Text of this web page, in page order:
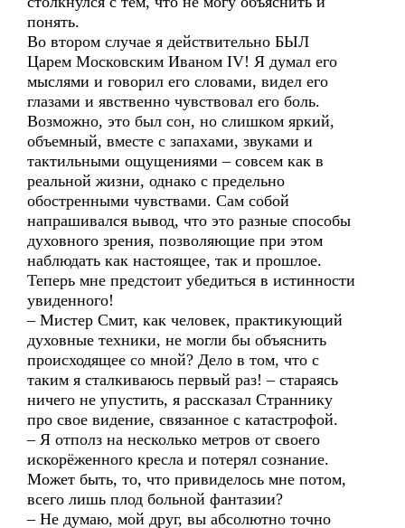
понять.
Во втором случае я действительно БЫЛ
Царем Московским Иваном IV! Я думал его
мыслями и говорил его словами, видел его
глазами и явственно чувствовал его боль.
Возможно, это был сон, но слишком яркий,
объемный, вместе с запахами, звуками и
тактильными ощущениями – совсем как в
реальной жизни, однако с предельно
обостренными чувствами. Сам собой
напрашивался вывод, что это разные способы
духовного зрения, позволяющие при этом
наблюдать как настоящее, так и прошлое.
Теперь мне предстоит убедиться в истинности
увиденного!
– Мистер Смит, как человек, практикующий
духовные техники, не могли бы объяснить
происходящее со мной? Дело в том, что с
таким я сталкиваюсь первый раз! – стараясь
ничего не упустить, я рассказал Страннику
про свое видение, связанное с катастрофой.
– Я отполз на несколько метров от своего
искорёженного кресла и потерял сознание.
Может быть, то, что привиделось мне потом,
всего лишь плод больной фантазии?
– Не думаю, мой друг, вы абсолютно точно